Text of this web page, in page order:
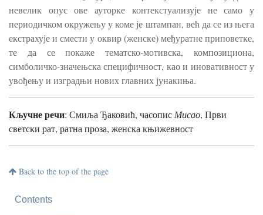
Contents
невелик опус ове ауторке контекстуализује не само у
периодичком окружењу у коме је штампан, већ да се из њега
екстрахује и смести у оквир (женске) међуратне приповетке,
те да се покаже тематско-мотивска, композициона,
симболичко-значењска специфичност, као и иновативност у
увођењу и изградњи нових главних јунакиња.
Кључне речи: Смиља Ђаковић, часопис Мисао, Први
светски рат, ратна проза, женска књижевност
Back to the top of the page